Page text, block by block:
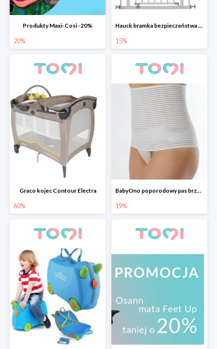
Produkty Maxi-Cosi -20%
20%
Hauck bramka bezpieczeństwa Open n Stop 75-81 cm
15%
Graco kojec Contour Electra
60%
BabyOno poporodowy pas brzuszny
19%